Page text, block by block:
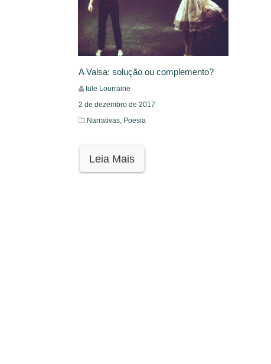
A Valsa: solução ou complemento?
Iule Lourraine
2 de dezembro de 2017
Narrativas, Poesia
Leia Mais